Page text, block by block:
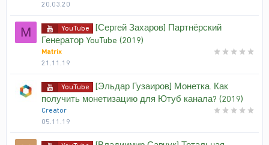
20.03.20
M YouTube
[Сергей Захаров] Партнёрский
Генератор YouTube (2019)
Matrix
21.11.19
YouTube
[Эльдар Гузаиров] Монетка. Как
получить монетизацию для Ютуб канала? (2019)
Creator
05.11.19